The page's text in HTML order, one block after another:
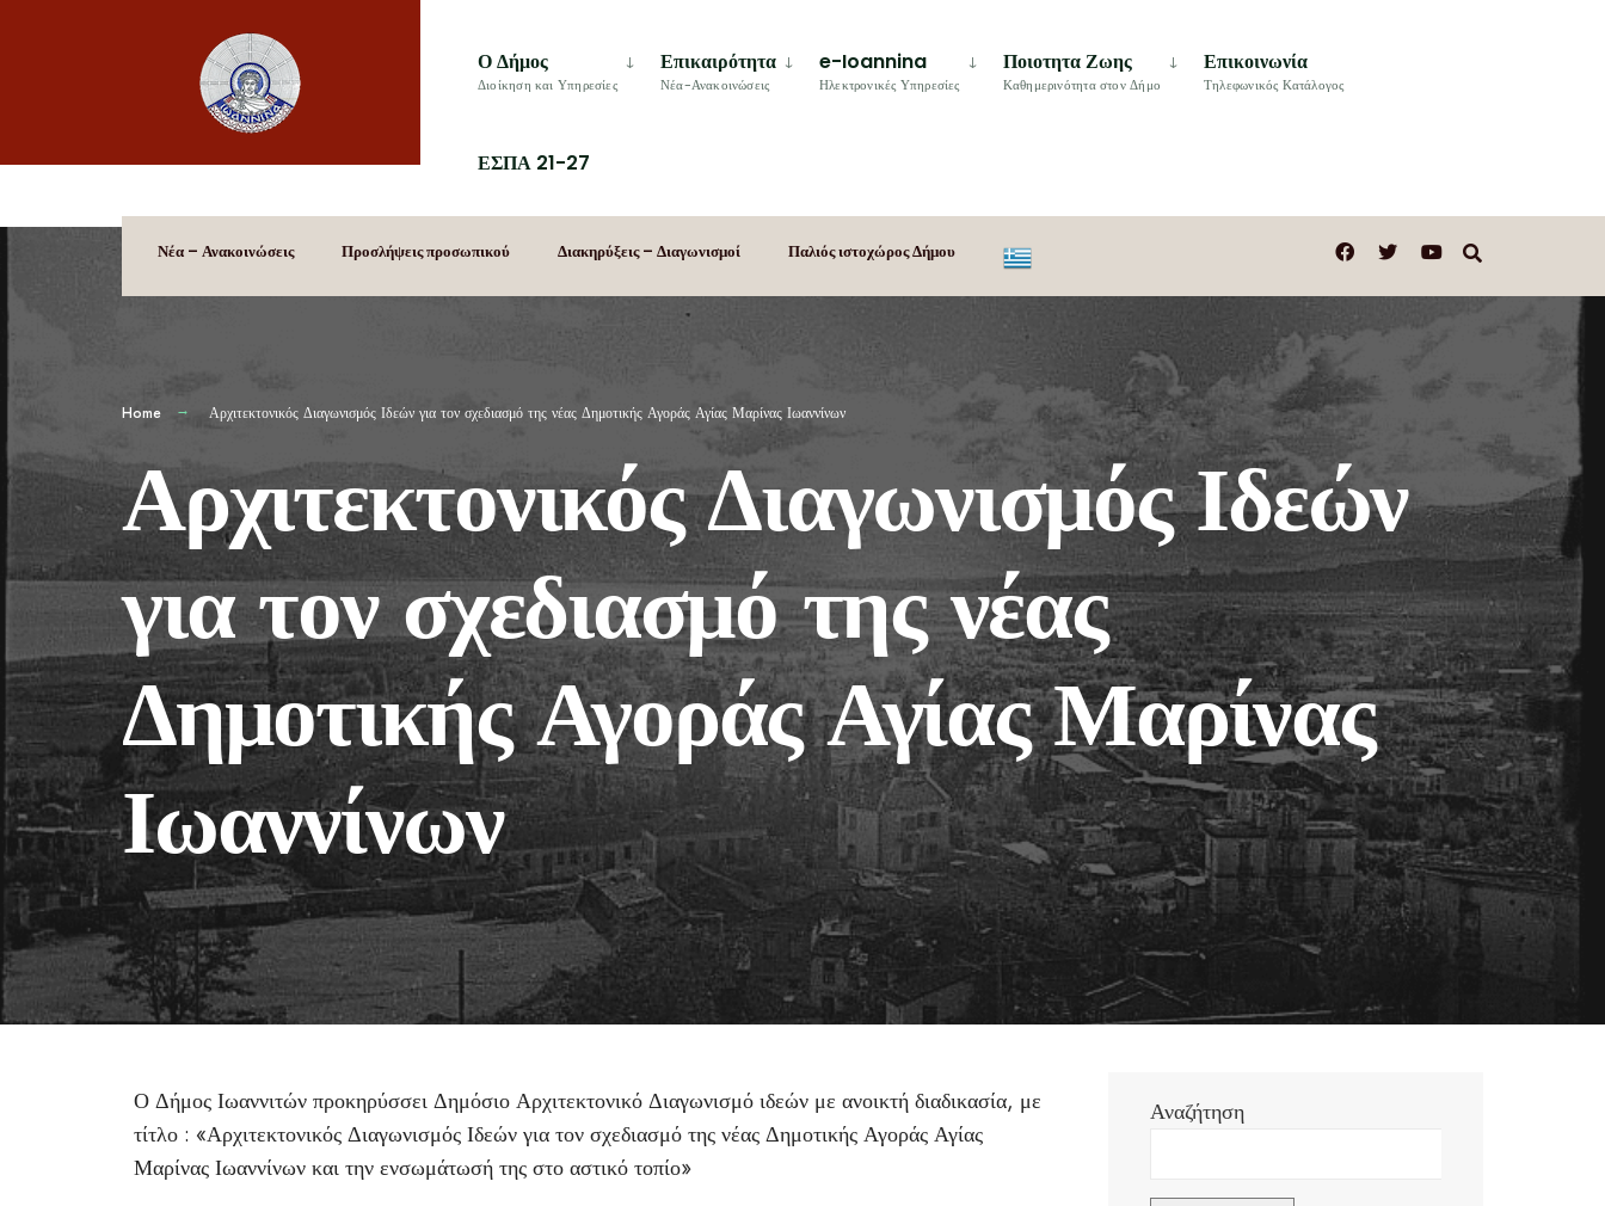
Ο Δήμος
Διοίκηση και Υπηρεσίες
Επικαιρότητα
Νέα-Ανακοινώσεις
e-Ioannina
Ηλεκτρονικές Υπηρεσίες
Ποιοτητα Ζωης
Καθημερινότητα στον Δήμο
Επικοινωνία
Τηλεφωνικός Κατάλογος
ΕΣΠΑ 21-27
Νέα – Ανακοινώσεις Προσλήψεις προσωπικού Διακηρύξεις – Διαγωνισμοί Παλιός ιστοχώρος Δήμου
Home Αρχιτεκτονικός Διαγωνισμός Ιδεών για τον σχεδιασμό της νέας Δημοτικής Αγοράς Αγίας Μαρίνας Ιωαννίνων
Αρχιτεκτονικός Διαγωνισμός Ιδεών
για τον σχεδιασμό της νέας
Δημοτικής Αγοράς Αγίας Μαρίνας
Ιωαννίνων
Ο Δήμος Ιωαννιτών προκηρύσσει Δημόσιο Αρχιτεκτονικό Διαγωνισμό ιδεών με ανοικτή διαδικασία, με
τίτλο : «Αρχιτεκτονικός Διαγωνισμός Ιδεών για τον σχεδιασμό της νέας Δημοτικής Αγοράς Αγίας
Μαρίνας Ιωαννίνων και την ενσωμάτωσή της στο αστικό τοπίο»
Αναζήτηση